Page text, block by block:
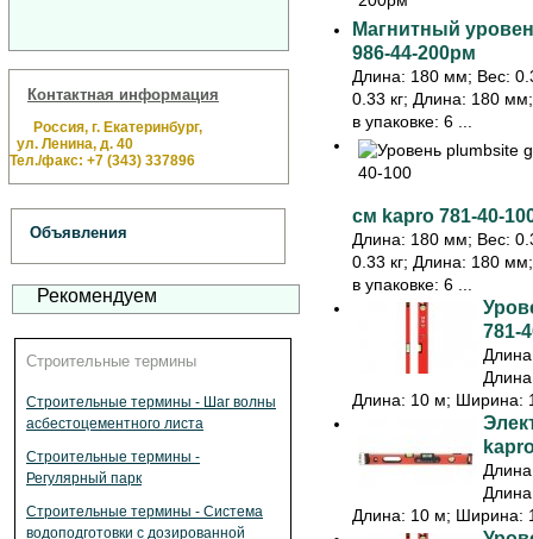
Контактная информация
Россия, г. Екатеринбург,
ул. Ленина, д. 40
Тел./факс: +7 (343) 337896
Объявления
Рекомендуем
Строительные термины
Строительные термины - Шаг волны
асбестоцементного листа
Строительные термины -
Регулярный парк
Строительные термины - Система
водоподготовки с дозированной
Магнитный
986-44-200рм
Длина: 180 мм; Вес:
0.33 кг; Длина: 180
в упаковке: 6 ...
см kapro 781-40-
Длина: 180 мм; Вес:
0.33 кг; Длина: 180
в упаковке: 6 ...
781-
Длина: 10 м; Ширина:
Длина: 10 м; Ширина: